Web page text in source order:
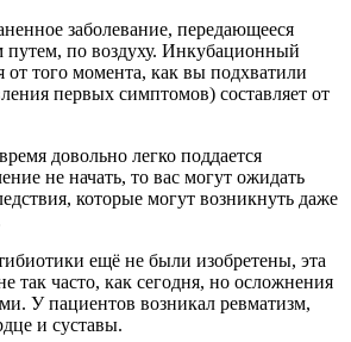
заболевание, передающееся
по воздуху. Инкубационный
от того момента, как вы подхватили
первых симптомов) составляет от
довольно легко поддается
не начать, то вас могут ожидать
которые могут возникнуть даже
ещё не были изобретены, эта
так часто, как сегодня, но осложнения
У пациентов возникал ревматизм,
и суставы.